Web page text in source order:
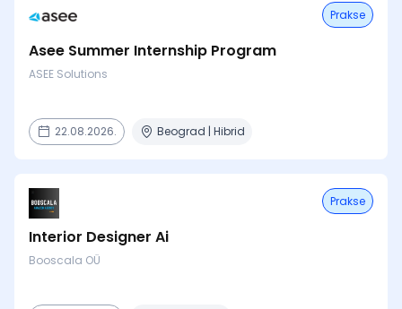
Prakse
Asee Summer Internship Program
ASEE Solutions
22.08.2026. Beograd | Hibrid
Prakse
Interior Designer Ai
Booscala OÜ